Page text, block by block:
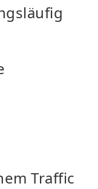
Traffic